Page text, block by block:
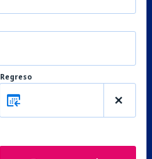
Regreso